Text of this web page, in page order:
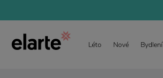
Léto Nové Bydlení